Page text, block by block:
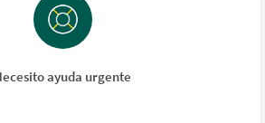
ayuda urgente